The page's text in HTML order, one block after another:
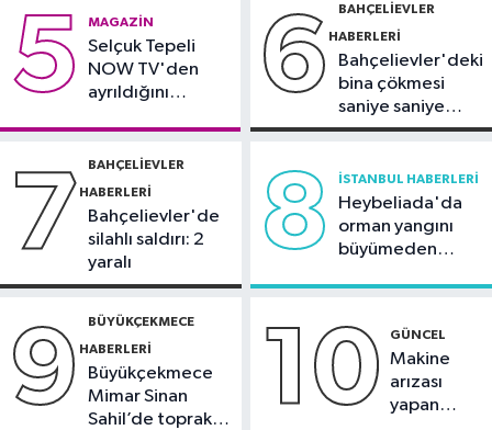
5 MAGAZIN
Selçuk Tepeli
NOW TV'den
ayrıldığını
6 BAHÇELIEVLER
HABERLERI
Bahçelievler'deki
bina çökmesi
saniye saniye
görüntülendi
7 BAHÇELIEVLER
HABERLERI
Bahçelievler'de
silahlı saldırı: 2
yaralı
8 İSTANBUL HABERLERI
Heybeliada'da
orman yangını
büyümeden
9 BÜYÜKÇEKMECE
HABERLERI
Büyükçekmece
Mimar Sinan
Sahil’de toprak
10 GÜNCEL
Makine
arızası
yapan